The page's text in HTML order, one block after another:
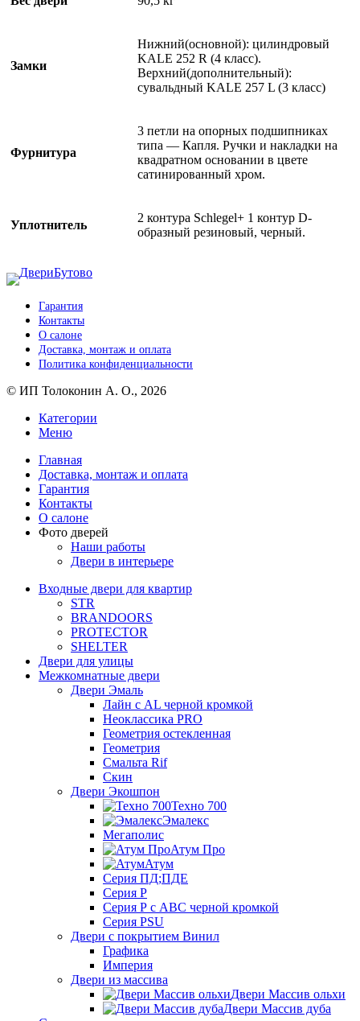
Замки
Нижний(основной): цилиндровый
KALE 252 R (4 класс).
Верхний(дополнительный):
сувальдный KALE 257 L (3 класс)
Фурнитура
3 петли на опорных подшипниках
типа — Капля. Ручки и накладки на
квадратном основании в цвете
сатинированный хром.
Уплотнитель
2 контура Schlegel+ 1 контур D-
образный резиновый, черный.
Гарантия
Контакты
О салоне
Доставка, монтаж и оплата
Политика конфиденциальности
© ИП Толоконин А. О., 2026
Категории
Меню
Главная
Доставка, монтаж и оплата
Гарантия
Контакты
О салоне
Фото дверей
Наши работы
Двери в интерьере
Входные двери для квартир
STR
BRANDOORS
PROTECTOR
SHELTER
Двери для улицы
Межкомнатные двери
Двери Эмаль
Лайн с AL черной кромкой
Неоклассика PRO
Геометрия остекленная
Геометрия
Смальта Rif
Скин
Двери Экошпон
Техно 700
Эмалекс
Мегаполис
Атум Про
Атум
Серия ПД;ПДЕ
Серия Р
Серия Р с АВС черной кромкой
Серия PSU
Двери с покрытием Винил
Графика
Империя
Двери из массива
Двери Массив ольхи
Двери Массив дуба